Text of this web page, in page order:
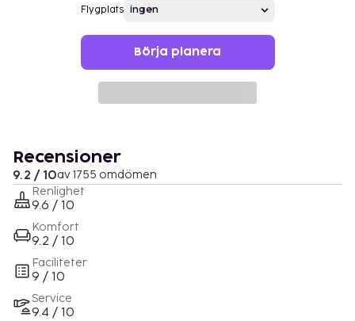
Flygplats
Börja planera
Recensioner
9.2 / 10av 1755 omdömen
Renlighet
9.6 / 10
Komfort
9.2 / 10
Faciliteter
9 / 10
Service
9.4 / 10